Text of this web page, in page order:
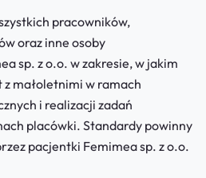
pracowników,
oraz inne osoby
sp. z o.o. w zakresie, w jakim
małoletnimi w ramach
i realizacji zadań
placówki. Standardy powinny
pacjentki Femimea sp. z o.o.